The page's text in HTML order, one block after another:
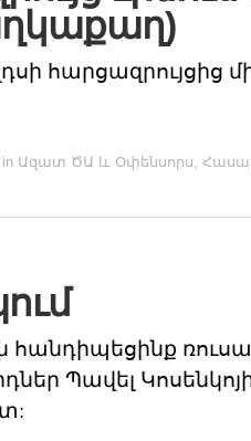
հարցազրույցից
in Ազատ ԾԱ և Օփենսորս,
հանդիպեցինք
Պավել Կոսենկոյի